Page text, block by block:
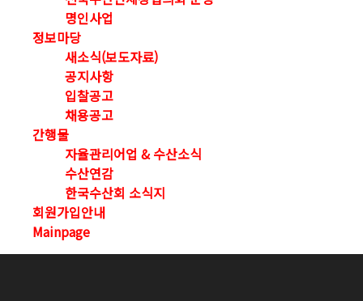
명인사업
정보마당
새소식(보도자료)
공지사항
입찰공고
채용공고
간행물
자율관리어업 & 수산소식
수산연감
한국수산회 소식지
회원가입안내
Mainpage